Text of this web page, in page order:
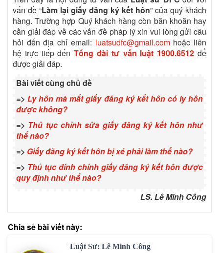
vấn đề “Làm lại giấy đăng ký kết hôn” của quý khách
hàng. Trường hợp Quý khách hàng còn băn khoăn hay
cần giải đáp về các vấn đề pháp lý xin vui lòng gửi câu
hỏi đến địa chỉ email: luatsudfc@gmail.comhoặc liên
hệ trực tiếp đếnTổng đài tư vấn luật 1900.6512 để
được giải đáp.
Bài viết cùng chủ đề
=>Ly hôn mà mất giấy đăng ký kết hôn có ly hôn
được không?
=> Thủ tục chỉnh sửa giấy đăng ký kết hôn như
thế nào?
=> Giấy đăng ký kết hôn bị xé phải làm thế nào?
=> Thủ tục đính chính giấy đăng ký kết hôn được
quy định như thế nào?
LS. Lê Minh Công
Chia sẻ bài viết này:
Luật Sư: Lê Minh Công